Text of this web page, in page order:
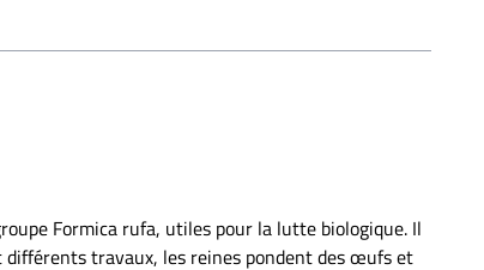
Formica rufa, utiles pour la lutte biologique. Il
différents travaux, les reines pondent des œufs et